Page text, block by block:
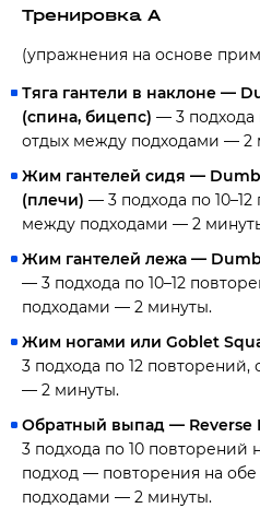
Тренировка A
(упражнения на основе
Тяга гантели в наклоне —
(спина, бицепс) — 3 подхода
отдых между подходами — 2
Жим гантелей сидя —
(плечи) — 3 подхода по
между подходами — 2
Жим гантелей лежа —
— 3 подхода по 10–12
подходами — 2 минуты.
Жим ногами или Goblet
3 подхода по 12
— 2 минуты.
Обратный выпад — Reverse
3 подхода по 10 повторений
подход — повторения на
подходами — 2 минуты.